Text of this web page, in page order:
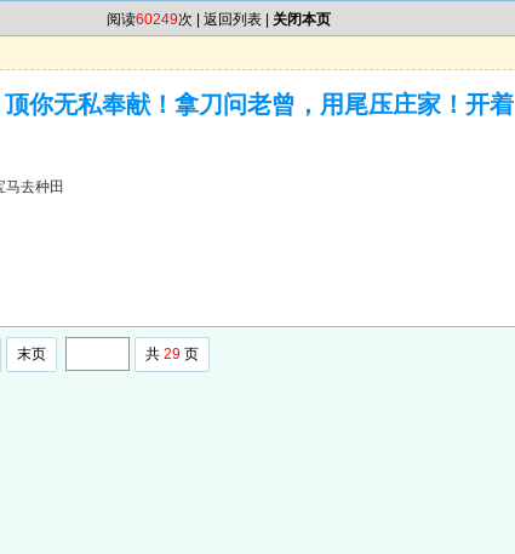
阅读60249次 | 返回列表 关闭本页
你无私奉献！拿刀问老曾，用尾压庄家！开着
马去种田
末页 共 29 页